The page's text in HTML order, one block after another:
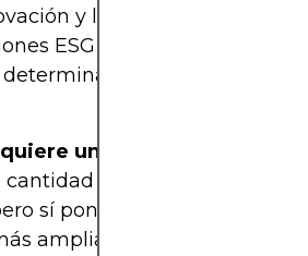
y la exposición al riesgo
ESG y la alineación
la relevancia de
un enfoque híbrido
cantidad de activos
sí pone de relieve la
amplia. En sectores donde